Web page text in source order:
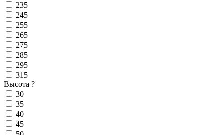
235
245
255
265
275
285
295
315
Высота ?
30
35
40
45